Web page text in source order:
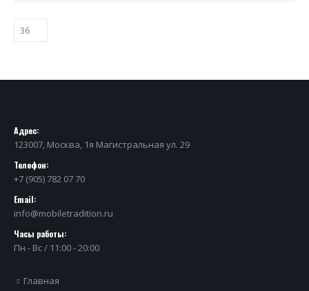
Адрес:
123007, Москва, 1я Магистральная ул. 29
Телефон:
+7 (905) 782 07 70
Email:
info@mobiletradition.ru
Часы работы:
Пн - Вс / 11:00 - 20:00
Главная